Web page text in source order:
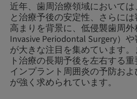
近年、歯周治療領域において
と治療予後の安定性、さらに
高まりを背景に、低侵襲歯周
Invasive Periodontal Surgery）
が大きな注目を集めています
ト治療の長期予後を左右する重
インプラント周囲炎の予防お
が強く求められています。